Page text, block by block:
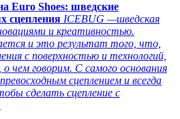
Euro Shoes: шведские
сцепления ICEBUG —шведская
и креативностью.
и это результат того, что,
с поверхностью и технологий,
чем говорим. С самого основания
сцеплением и всегда
сделать сцепление с